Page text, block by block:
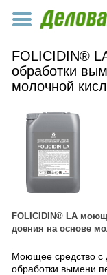
FOLICIDIN®
обработки
молочной
FOLICIDIN® LA
доения на основе
Моющее средство
обработки вымени